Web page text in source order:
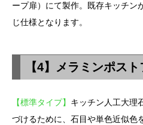
ープ扉）にて製作。既存キッチン
じ仕様となります。
【4】メラミンポス
【標準タイプ】 キッチン人工大理
づけるために、石目や単色近似色